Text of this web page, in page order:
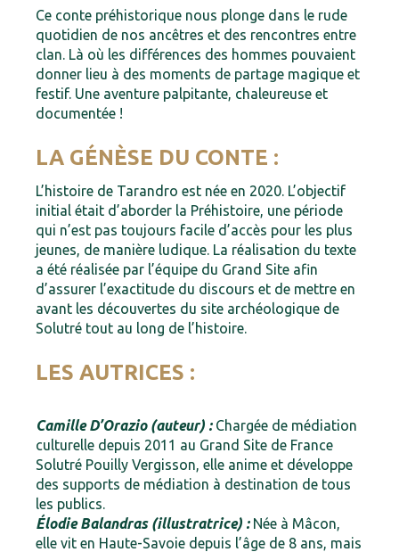
Ce conte préhistorique nous plonge dans le rude
quotidien de nos ancêtres et des rencontres entre
clan. Là où les différences des hommes pouvaient
donner lieu à des moments de partage magique et
festif. Une aventure palpitante, chaleureuse et
documentée !
LA GÉNÈSE DU CONTE :
L’histoire de Tarandro est née en 2020. L’objectif
initial était d’aborder la Préhistoire, une période
qui n’est pas toujours facile d’accès pour les plus
jeunes, de manière ludique. La réalisation du texte
a été réalisée par l’équipe du Grand Site afin
d’assurer l’exactitude du discours et de mettre en
avant les découvertes du site archéologique de
Solutré tout au long de l’histoire.
LES AUTRICES :
Camille D’Orazio (auteur) :Chargée de médiation
culturelle depuis 2011 au Grand Site de France
Solutré Pouilly Vergisson, elle anime et développe
des supports de médiation à destination de tous
les publics.
Élodie Balandras (illustratrice) :Née à Mâcon,
elle vit en Haute-Savoie depuis l’âge de 8 ans, mais